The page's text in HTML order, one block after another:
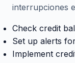
interrupciones
Check credit
Set up alerts
Implement